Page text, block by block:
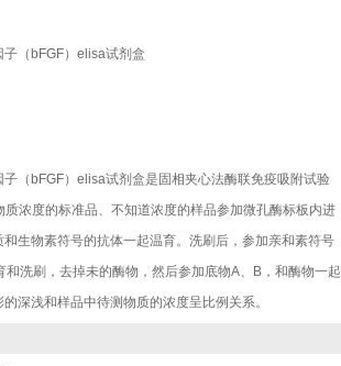
（bFGF）elisa试剂盒
子（bFGF）elisa试剂盒是固相夹心法酶联免疫吸附试验
质浓度的标准品、不知道浓度的样品参加微孔酶标板内进
生物素符号的抗体一起温育。洗刷后，参加亲和素符号
和洗刷，去掉未的酶物，然后参加底物A、B，和酶物一起
深浅和样品中待测物质的浓度呈比例关系。